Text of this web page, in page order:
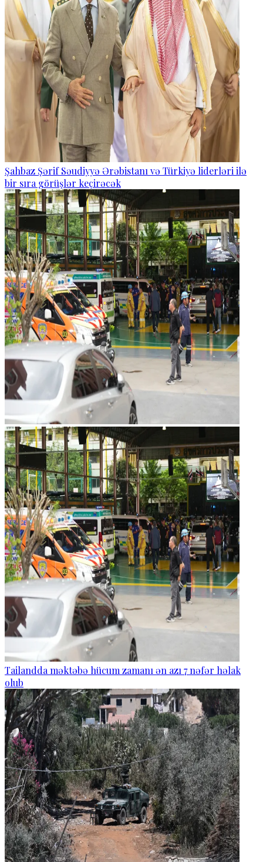
Şahbaz Şərif Səudiyyə Ərəbistanı və Türkiyə liderləri ilə
bir sıra görüşlər keçirəcək
Tailandda məktəbə hücum zamanı ən azı 7 nəfər həlak
olub